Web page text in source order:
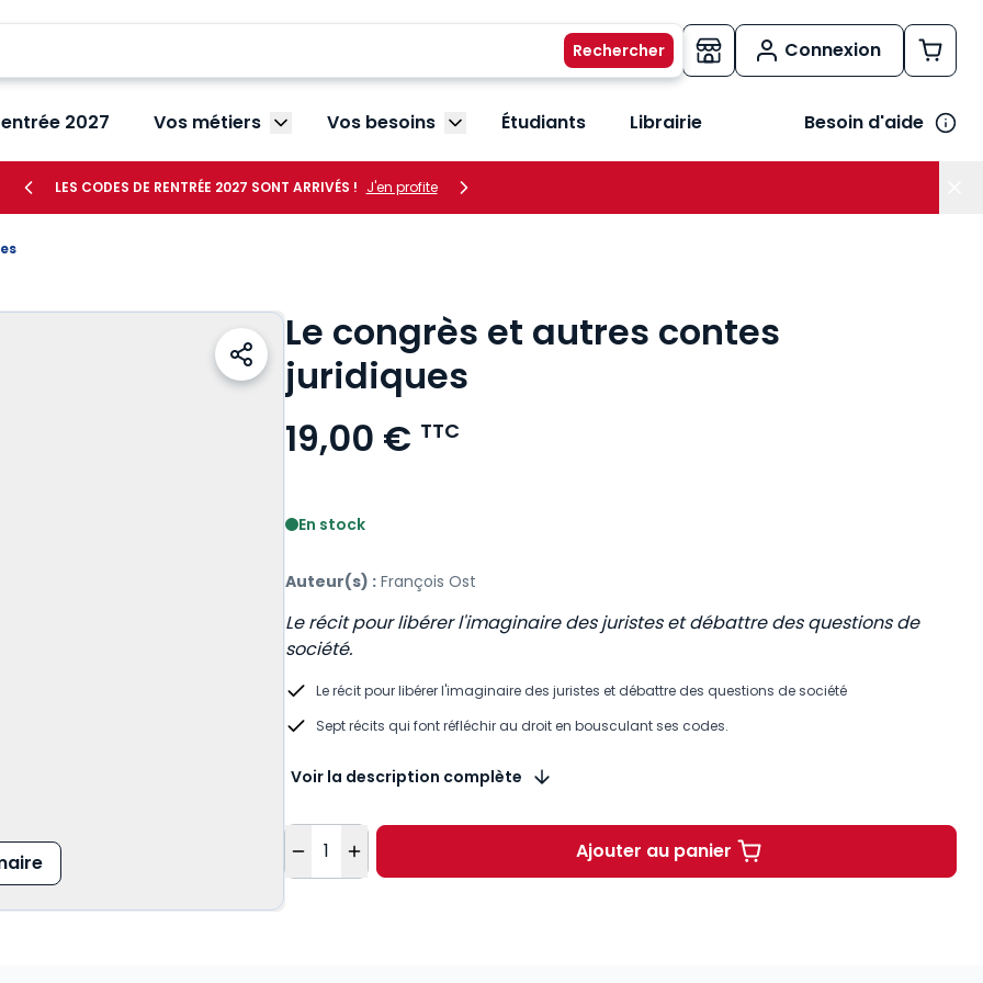
Connexion
2027 Vos métiers Afficher le sous-menu Vos métiers
Vos besoins Afficher le sous-menu Vos besoins
Étudiants Librairie Besoin d'aide
LES CODES DE RENTRÉE 2027 SONT ARRIVÉS ! J'en profite
Le congrès et autres contes
juridiques
19,00 € TTC
En stock
Auteur(s) : François Ost
Le récit pour libérer l'imaginaire des juristes et débattre des questions de
société.
Le récit pour libérer l'imaginaire des juristes et débattre des questions de société
​Sept récits qui font réfléchir au droit en bousculant ses codes.
Voir la description complète
Quantité
Ajouter au panierLe congrès et autres contes